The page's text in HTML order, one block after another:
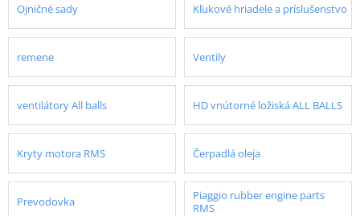
Ojničné sady Kľukové hriadele a príslušenstvo
remene Ventily
ventilátory All balls HD vnútorné ložiská ALL BALLS
Kryty motora RMS Čerpadlá oleja
Prevodovka
Piaggio rubber engine parts
RMS